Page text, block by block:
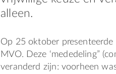
alleen.
Op 25 oktober presenteerde
MVO. Deze ‘mededeling”
veranderd zijn: voorheen